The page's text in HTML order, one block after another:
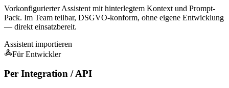
Vorkonfigurierter Assistent mit hinterlegtem Kontext und Prompt-
Pack. Im Team teilbar, DSGVO-konform, ohne eigene Entwicklung
— direkt einsatzbereit.
Assistent importieren
Für Entwickler
Per Integration / API